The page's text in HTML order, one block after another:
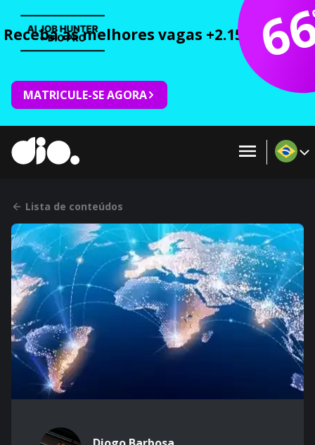
Receba as melhores vagas +2.150 cursos
MATRICULE-SE AGORA
Lista de conteúdos